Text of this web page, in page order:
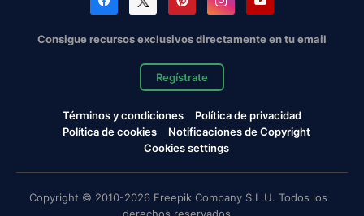
Consigue recursos exclusivos directamente en tu email
Regístrate
Términos y condiciones
Política de privacidad
Política de cookies
Notificaciones de Copyright
Cookies settings
Copyright © 2010-2026 Freepik Company S.L.U. Todos los